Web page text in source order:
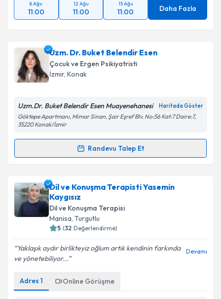
Takvim Talebini Gönder
8 Ağu
11:00
12 Ağu
11:00
15 Ağu
11:00 Daha Fazla
Uzm. Dr. Buket Belendir Esen
Çocuk ve Ergen Psikiyatristi
İzmir, Konak
Uzm.Dr. Buket Belendir Esen Muayenehanesi Haritada Göster
Göktepe Apartmanı, Mimar Sinan, Şair Eşref Blv. No:56 Kat:7 Daire:7,
35220 Konak/İzmir
Randevu Talep Et
Randevu Takvimi Talebi
Uzm. Dr. Buket Belendir Eseniçin randevu takvimi
talebi oluşturun. Size bu uzmandan randevu almanız
için bir takvim hazırlandığında e-posta ile
bilgilendireceğiz.
Kişisel verilerimin işlenmesine ilişkin
Metni'ni okudum ve kişisel verilerimin belirtilen
Dil ve Konuşma Terapisti Yasemin
Kaygısız
Dil ve Konuşma Terapisi
Manisa, Turgutlu
5 (32 Değerlendirme)
Yaklaşık aydır birlikteyiz oğlum artık kendinin farkında
ve yönetebiliyor...
Devamı
Adres 1 Online Görüşme